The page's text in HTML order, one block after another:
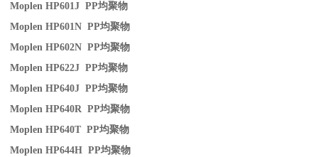
Moplen HP601J PP均聚物
Moplen HP601N PP均聚物
Moplen HP602N PP均聚物
Moplen HP622J PP均聚物
Moplen HP640J PP均聚物
Moplen HP640R PP均聚物
Moplen HP640T PP均聚物
Moplen HP644H PP均聚物